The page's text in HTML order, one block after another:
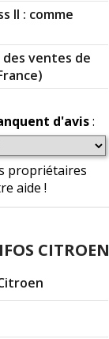
II : comme
ventes de
d'avis:
propriétaires
aide !
CITROEN